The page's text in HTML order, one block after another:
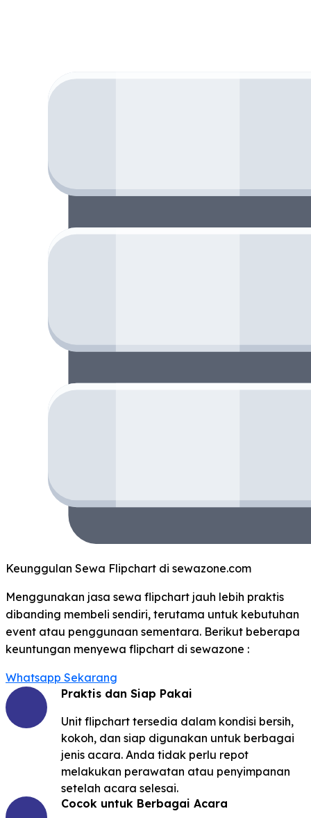
Keunggulan Sewa Flipchart di sewazone.com
Menggunakan jasa sewa flipchart jauh lebih praktis
dibanding membeli sendiri, terutama untuk kebutuhan
event atau penggunaan sementara. Berikut beberapa
keuntungan menyewa flipchart di sewazone :
Whatsapp Sekarang
Praktis dan Siap Pakai
Unit flipchart tersedia dalam kondisi bersih,
kokoh, dan siap digunakan untuk berbagai
jenis acara. Anda tidak perlu repot
melakukan perawatan atau penyimpanan
setelah acara selesai.
Cocok untuk Berbagai Acara